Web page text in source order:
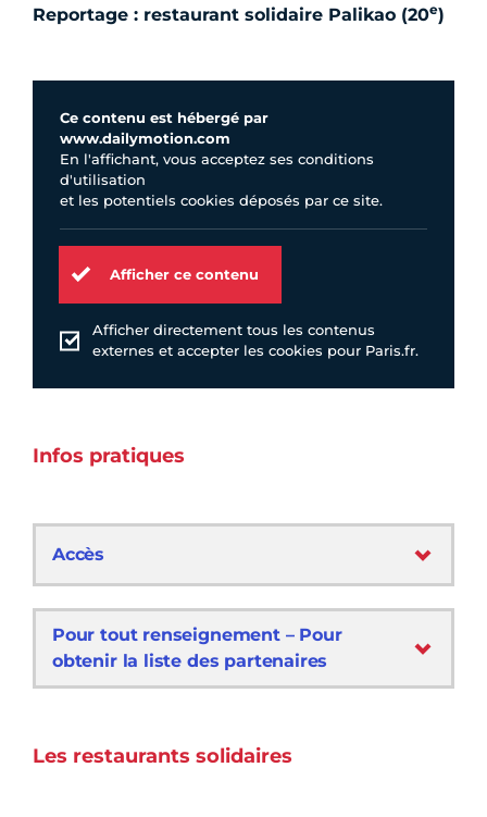
Reportage : restaurant solidaire Palikao (20e)
Ce contenu est hébergé par
www.dailymotion.com
En l'affichant, vous acceptez ses conditions
d'utilisation
et les potentiels cookies déposés par ce site.
Afficher ce contenu
Afficher directement tous les contenus
externes et accepter les cookies pour Paris.fr.
Infos pratiques
Accès
Pour tout renseignement – Pour
obtenir la liste des partenaires
Les restaurants solidaires